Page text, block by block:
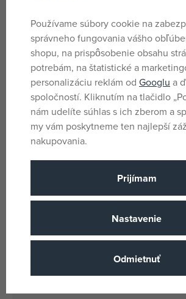
8 sád ilustrovaných plstených
podrobných pokynov.
Šírka balenia: 20 cm
Výška balenia: 20 cm
Hĺbka balenia: 4 cm
Hrubá hmotnosť: 0,388 kg
Vek: + 4 roky
Parametre
Pohlavie
Používame súbory cookie na
správneho fungovania vášho
shopu, na prispôsobenie obsahu
potrebám, na štatistické a
personalizáciu reklám od Googlu a
spoločností. Kliknutím na tlačidlo
nám udelíte súhlas s ich zberom a
my vám poskytneme ten najlepší
nakupovania.
Prijímam
Nastavenie
Odmietnuť